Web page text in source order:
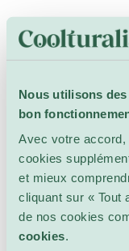
Nous utilisons
bon
Avec votre accord,
cookies
et mieux
cliquant sur « Tout
de nos cookies
cookies.
Tous
20 – 21 mars